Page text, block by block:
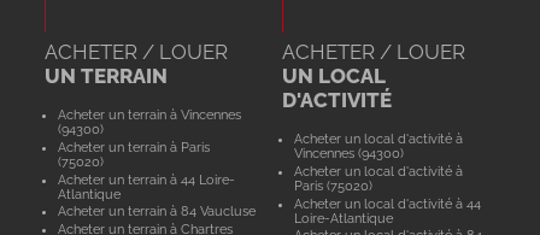
ACHETER / LOUER
UN TERRAIN
Acheter un terrain à Vincennes
(94300)
Acheter un terrain à Paris
(75020)
Acheter un terrain à 44 Loire-
Atlantique
Acheter un terrain à 84 Vaucluse
Acheter un terrain à Chartres
ACHETER / LOUER
UN LOCAL
D'ACTIVITÉ
Acheter un local d'activité à
Vincennes (94300)
Acheter un local d'activité à
Paris (75020)
Acheter un local d'activité à 44
Loire-Atlantique